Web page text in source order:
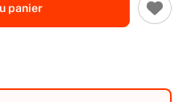
panier